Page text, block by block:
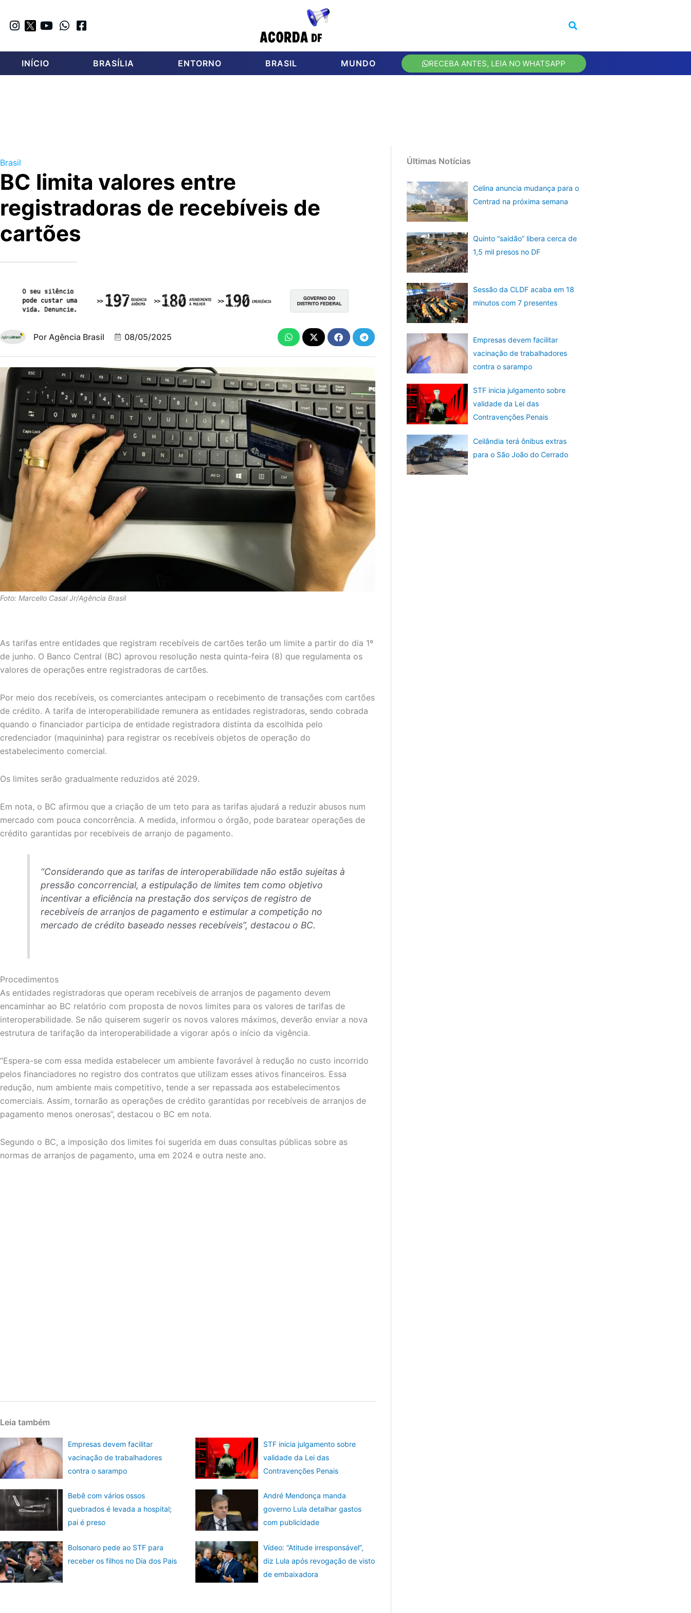
INÍCIO BRASÍLIA ENTORNO BRASIL MUNDO RECEBA ANTES, LEIA NO WHATSAPP
Brasil
BC limita valores entre
registradoras de recebíveis de
cartões
Por Agência Brasil 08/05/2025
Foto: Marcello Casal Jr/Agência Brasil
As tarifas entre entidades que registram recebíveis de cartões terão um limite a partir do dia 1º
de junho. O Banco Central (BC) aprovou resolução nesta quinta-feira (8) que regulamenta os
valores de operações entre registradoras de cartões.
Por meio dos recebíveis, os comerciantes antecipam o recebimento de transações com cartões
de crédito. A tarifa de interoperabilidade remunera as entidades registradoras, sendo cobrada
quando o financiador participa de entidade registradora distinta da escolhida pelo
credenciador (maquininha) para registrar os recebíveis objetos de operação do
estabelecimento comercial.
Os limites serão gradualmente reduzidos até 2029.
Em nota, o BC afirmou que a criação de um teto para as tarifas ajudará a reduzir abusos num
mercado com pouca concorrência. A medida, informou o órgão, pode baratear operações de
crédito garantidas por recebíveis de arranjo de pagamento.
“Considerando que as tarifas de interoperabilidade não estão sujeitas à
pressão concorrencial, a estipulação de limites tem como objetivo
incentivar a eficiência na prestação dos serviços de registro de
recebíveis de arranjos de pagamento e estimular a competição no
mercado de crédito baseado nesses recebíveis”, destacou o BC.
Procedimentos
As entidades registradoras que operam recebíveis de arranjos de pagamento devem
encaminhar ao BC relatório com proposta de novos limites para os valores de tarifas de
interoperabilidade. Se não quiserem sugerir os novos valores máximos, deverão enviar a nova
estrutura de tarifação da interoperabilidade a vigorar após o início da vigência.
“Espera-se com essa medida estabelecer um ambiente favorável à redução no custo incorrido
pelos financiadores no registro dos contratos que utilizam esses ativos financeiros. Essa
redução, num ambiente mais competitivo, tende a ser repassada aos estabelecimentos
comerciais. Assim, tornarão as operações de crédito garantidas por recebíveis de arranjos de
pagamento menos onerosas”, destacou o BC em nota.
Segundo o BC, a imposição dos limites foi sugerida em duas consultas públicas sobre as
normas de arranjos de pagamento, uma em 2024 e outra neste ano.
Leia também
Empresas devem facilitar
vacinação de trabalhadores
contra o sarampo
STF inicia julgamento sobre
validade da Lei das
Contravenções Penais
Bebê com vários ossos
quebrados é levada a hospital;
pai é preso
André Mendonça manda
governo Lula detalhar gastos
com publicidade
Bolsonaro pede ao STF para
receber os filhos no Dia dos Pais
Vídeo: “Atitude irresponsável”,
diz Lula após revogação de visto
de embaixadora
Últimas Notícias
Celina anuncia mudança para o
Centrad na próxima semana
Quinto “saidão” libera cerca de
1,5 mil presos no DF
Sessão da CLDF acaba em 18
minutos com 7 presentes
Empresas devem facilitar
vacinação de trabalhadores
contra o sarampo
STF inicia julgamento sobre
validade da Lei das
Contravenções Penais
Ceilândia terá ônibus extras
para o São João do Cerrado